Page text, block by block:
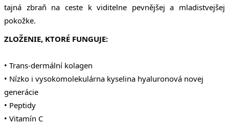
tajná zbraň na ceste k viditelne pevnějšej a mladistvejšej
pokožke.
ZLOŽENIE, KTORÉ FUNGUJE:
• Trans-dermální kolagen
• Nízko i vysokomolekulárna kyselina hyaluronová novej
generácie
• Peptidy
• Vitamín C